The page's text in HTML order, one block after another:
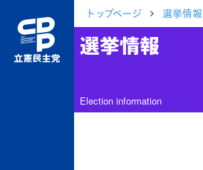
トップページ 選挙情報
選挙情報
Election information